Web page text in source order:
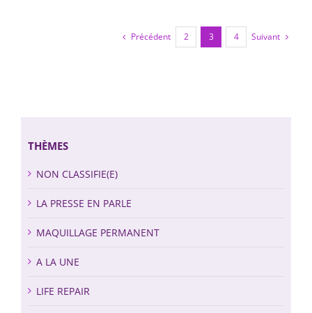
Précédent 2 3 4 Suivant
THÈMES
NON CLASSIFIE(E)
LA PRESSE EN PARLE
MAQUILLAGE PERMANENT
A LA UNE
LIFE REPAIR